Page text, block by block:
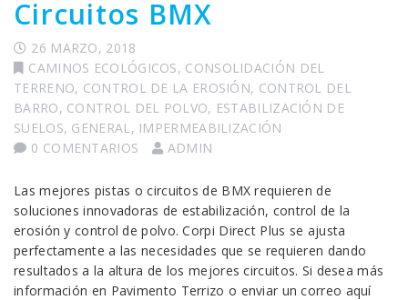
Circuitos BMX
26 MARZO, 2018
CAMINOS ECOLÓGICOS, CONSOLIDACIÓN DEL
TERRENO, CONTROL DE LA EROSIÓN, CONTROL DEL
BARRO, CONTROL DEL POLVO, ESTABILIZACIÓN DE
SUELOS, GENERAL, IMPERMEABILIZACIÓN
0 COMENTARIOS
ADMIN
Las mejores pistas o circuitos de BMX requieren de
soluciones innovadoras de estabilización, control de la
erosión y control de polvo. Corpi Direct Plus se ajusta
perfectamente a las necesidades que se requieren dando
resultados a la altura de los mejores circuitos. Si desea más
información en Pavimento Terrizo o enviar un correo aquí